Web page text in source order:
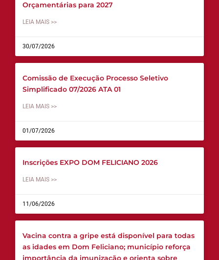
Orçamentárias para 2027
LEIA MAIS >>
30/07/2026
Comissão de Execução Processo Seletivo
Simplificado 07/2026 ATA 01
LEIA MAIS >>
01/07/2026
Inscrições EXPO DOM FELICIANO 2026
LEIA MAIS >>
11/06/2026
Vacina contra a gripe está disponível para todas
as idades em Dom Feliciano; município reforça
importância da imunização e orienta sobre